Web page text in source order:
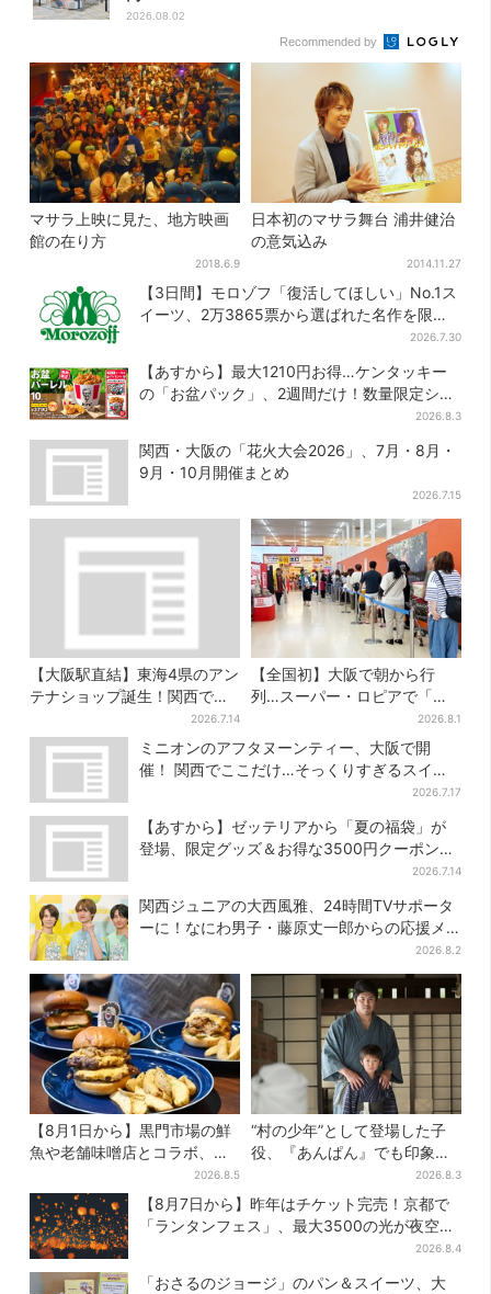
2026.08.02
Recommended by
マサラ上映に見た、地方映画
館の在り方
2018.6.9
日本初のマサラ舞台 浦井健治
の意気込み
2014.11.27
【3日間】モロゾフ「復活してほしい」No.1ス
イーツ、2万3865票から選ばれた名作を限定
2026.7.30
【あすから】最大1210円お得…ケンタッキー
の「お盆パック」、2週間だけ！数量限定シー
2026.8.3
関西・大阪の「花火大会2026」、7月・8月・
9月・10月開催まとめ
2026.7.15
【大阪駅直結】東海4県のアン
テナショップ誕生！関西では
ここでしか買えない限定グル
メも
2026.7.14
【全国初】大阪で朝から行
列…スーパー・ロピアで「ど
デカ抽選会」、開始30分で“1
等黒毛和牛”の当選も
2026.8.1
ミニオンのアフタヌーンティー、大阪で開
催！ 関西でここだけ…そっくりすぎるスイー
2026.7.17
【あすから】ゼッテリアから「夏の福袋」が
登場、限定グッズ＆お得な3500円クーポン付
2026.7.14
関西ジュニアの大西風雅、24時間TVサポータ
ーに！なにわ男子・藤原丈一郎からの応援メ
2026.8.2
【8月1日から】黒門市場の鮮
魚や老舗味噌店とコラボ、大
阪・なんばのホテルで“地域密
着”の限定バーガー
2026.8.5
“村の少年”として登場した子
役、『あんぱん』でも印象的
だった…視聴者驚き「どうり
で演技上手だと」
2026.8.3
【8月7日から】昨年はチケット完売！京都で
「ランタンフェス」、最大3500の光が夜空
2026.8.4
「おさるのジョージ」のパン＆スイーツ、大